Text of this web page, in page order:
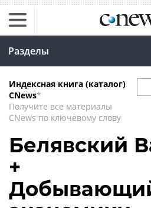
Разделы
Индексная книга (каталог)
CNews*
Получите все материалы
CNews по ключевому слову
Белявский
+